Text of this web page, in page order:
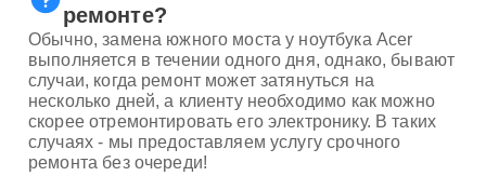
ремонте?
Обычно, замена южного моста у ноутбука Acer
выполняется в течении одного дня, однако, бывают
случаи, когда ремонт может затянуться на
несколько дней, а клиенту необходимо как можно
скорее отремонтировать его электронику. В таких
случаях - мы предоставляем услугу срочного
ремонта без очереди!